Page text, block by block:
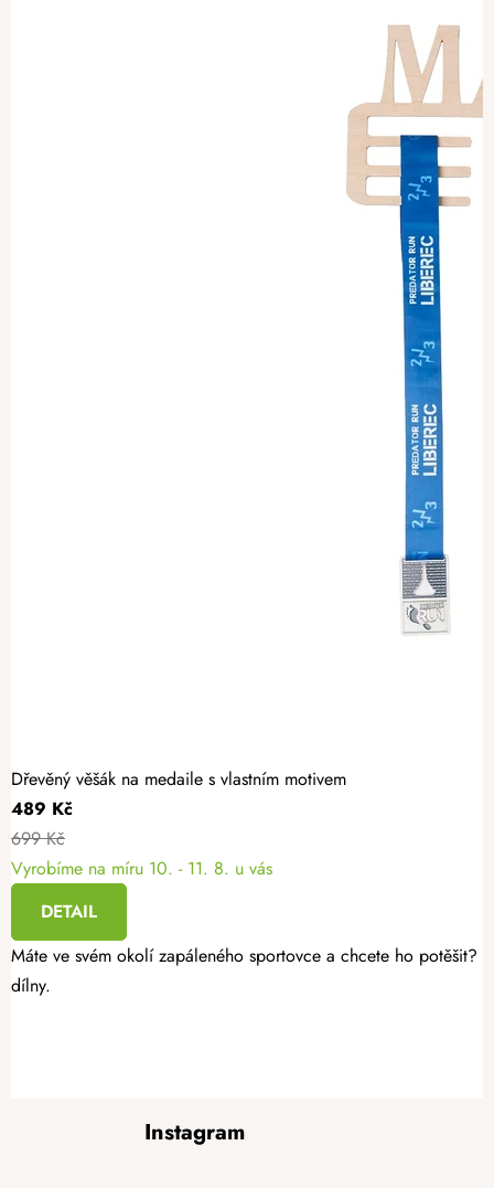
Dřevěný věšák na medaile s vlastním motivem
489 Kč
699 Kč
Vyrobíme na míru 10. - 11. 8. u vás
DETAIL
Máte ve svém okolí zapáleného sportovce a chcete ho potěšit?
dílny.
Instagram